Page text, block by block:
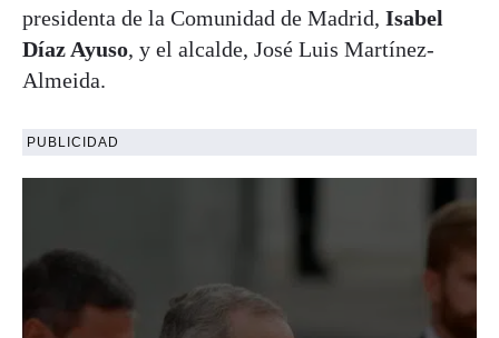
presidenta de la Comunidad de Madrid, Isabel
Díaz Ayuso, y el alcalde, José Luis Martínez-
Almeida.
PUBLICIDAD